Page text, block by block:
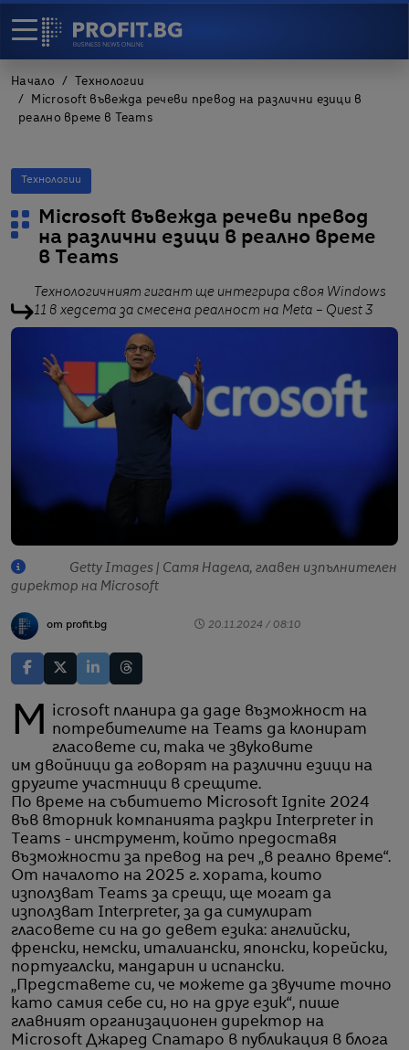
Начало
Технологии
Microsoft въвежда речеви превод на различни езици в
реално време в Teams
Технологии
Microsoft въвежда речеви превод
на различни езици в реално време
в Teams
Технологичният гигант ще интегрира своя Windows
11 в хедсета за смесена реалност на Meta – Quest 3
Getty Images | Сатя Надела, главен изпълнителен
директор на Microsoft
от profit.bg 20.11.2024 / 08:10
Microsoft планира да даде възможност на
потребителите на Teams да клонират
гласовете си, така че звуковите
им двойници да говорят на различни езици на
другите участници в срещите.
По време на събитието Microsoft Ignite 2024
във вторник компанията разкри Interpreter in
Teams - инструмент, който предоставя
възможности за превод на реч „в реално време“.
От началото на 2025 г. хората, които
използват Teams за срещи, ще могат да
използват Interpreter, за да симулират
гласовете си на до девет езика: английски,
френски, немски, италиански, японски, корейски,
португалски, мандарин и испански.
„Представете си, че можете да звучите точно
като самия себе си, но на друг език“, пише
главният организационен директор на
Microsoft Джаред Спатаро в публикация в блога